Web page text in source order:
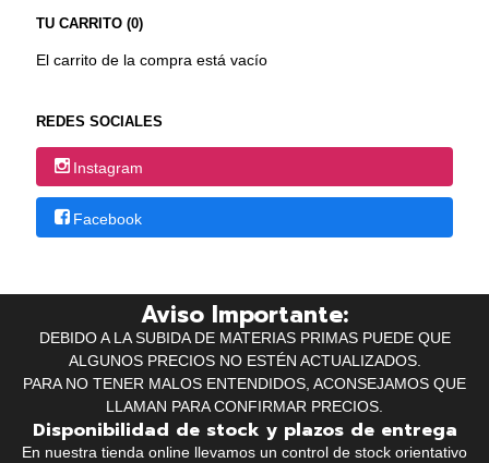
TU CARRITO (0)
El carrito de la compra está vacío
REDES SOCIALES
Instagram
Facebook
Aviso Importante:
DEBIDO A LA SUBIDA DE MATERIAS PRIMAS PUEDE QUE
ALGUNOS PRECIOS NO ESTÉN ACTUALIZADOS.
PARA NO TENER MALOS ENTENDIDOS, ACONSEJAMOS QUE
LLAMAN PARA CONFIRMAR PRECIOS.
Disponibilidad de stock y plazos de entrega
En nuestra tienda online llevamos un control de stock orientativo